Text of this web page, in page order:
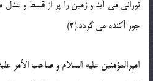
نوراني مي آيد و زمين را پر از قسط و
جور آکنده مي گردد.(3)
اميرالمؤمنين عليه السلام و صاحب الأمر